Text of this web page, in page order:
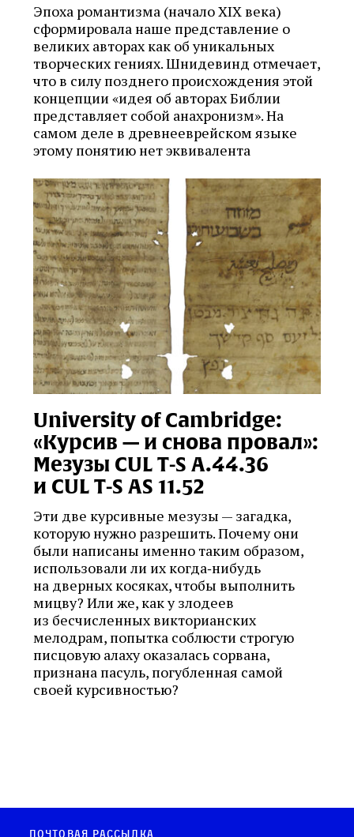
Эпоха романтизма (начало XIX века)
сформировала наше представление о
великих авторах как об уникальных
творческих гениях. Шнидевинд отмечает,
что в силу позднего происхождения этой
концепции «идея об авторах Библии
представляет собой анахронизм». На
самом деле в древнееврейском языке
этому понятию нет эквивалента
University of Cambridge:
«Курсив — и снова провал»:
Мезузы CUL T‑S A.44.36
и CUL T‑S AS 11.52
Эти две курсивные мезузы — загадка,
которую нужно разрешить. Почему они
были написаны именно таким образом,
использовали ли их когда‑нибудь
на дверных косяках, чтобы выполнить
мицву? Или же, как у злодеев
из бесчисленных викторианских
мелодрам, попытка соблюсти строгую
писцовую алаху оказалась сорвана,
признана пасуль, погубленная самой
своей курсивностью?
Почтовая рассылка